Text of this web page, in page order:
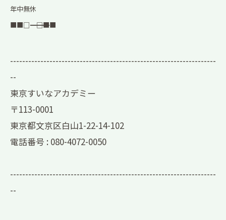
年中無休
■■□―――――――――――――――――――□■■
--------------------------------------------------------------------
--
東京すいなアカデミー
〒113-0001
東京都文京区白山1-22-14-102
電話番号 : 080-4072-0050
--------------------------------------------------------------------
--